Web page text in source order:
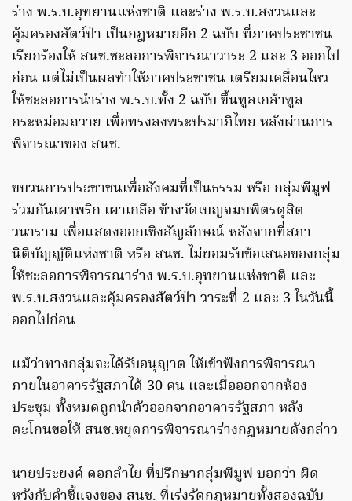
ร่าง พ.ร.บ.อุทยานแห่งชาติ และร่าง พ.ร.บ.สงวนและ
คุ้มครองสัตว์ป่า เป็นกฎหมายอีก 2 ฉบับ ที่ภาคประชาชน
เรียกร้องให้ สนช.ชะลอการพิจารณาวาระ 2 และ 3 ออกไป
ก่อน แต่ไม่เป็นผลทำให้ภาคประชาชน เตรียมเคลื่อนไหว
ให้ชะลอการนำร่าง พ.ร.บ.ทั้ง 2 ฉบับ ขึ้นทูลเกล้าทูล
กระหม่อมถวาย เพื่อทรงลงพระปรมาภิไทย หลังผ่านการ
พิจารณาของ สนช.
ขบวนการประชาชนเพื่อสังคมที่เป็นธรรม หรือ กลุ่มพีมูฟ
ร่วมกันเผาพริก เผาเกลือ ข้างวัดเบญจมบพิตรดุสิต
วนาราม เพื่อแสดงออกเชิงสัญลักษณ์ หลังจากที่สภา
นิติบัญญัติแห่งชาติ หรือ สนช. ไม่ยอมรับข้อเสนอของกลุ่ม
ให้ชะลอการพิจารณาร่าง พ.ร.บ.อุทยานแห่งชาติ และ
พ.ร.บ.สงวนและคุ้มครองสัตว์ป่า วาระที่ 2 และ 3 ในวันนี้
ออกไปก่อน
แม้ว่าทางกลุ่มจะได้รับอนุญาต ให้เข้าฟังการพิจารณา
ภายในอาคารรัฐสภาได้ 30 คน และเมื่อออกจากห้อง
ประชุม ทั้งหมดถูกนำตัวออกจากอาคารรัฐสภา หลัง
ตะโกนขอให้ สนช.หยุดการพิจารณาร่างกฎหมายดังกล่าว
นายประยงค์ ดอกลำไย ที่ปรึกษากลุ่มพีมูฟ บอกว่า ผิด
หวังกับคำชี้แจงของ สนช. ที่เร่งรัดกฏหมายทั้งสองฉบับ